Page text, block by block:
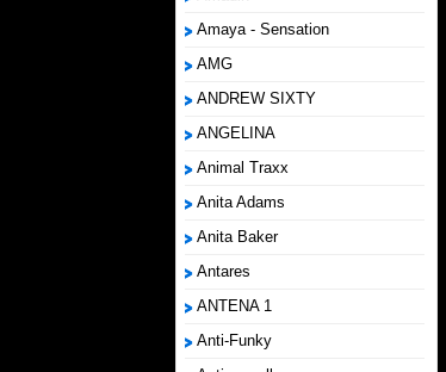
Amaya - Sensation
AMG
ANDREW SIXTY
ANGELINA
Animal Traxx
Anita Adams
Anita Baker
Antares
ANTENA 1
Anti-Funky